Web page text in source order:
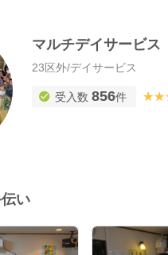
マルチデイサービ
23区外/デイサービス
受入数 856件
い